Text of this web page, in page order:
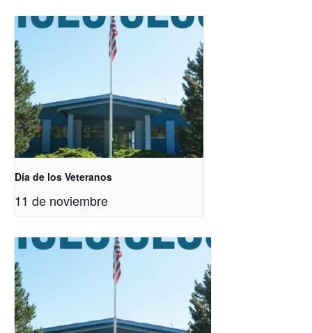
Día de los Veteranos
11 de noviembre